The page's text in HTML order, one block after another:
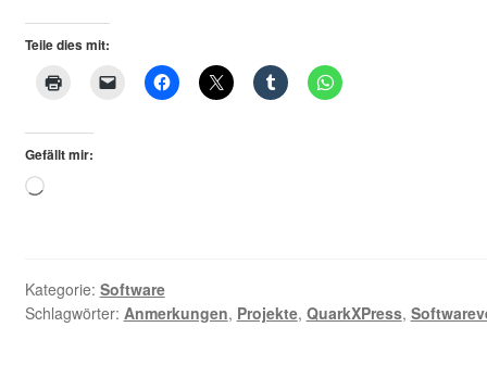
Teile dies mit:
Gefällt mir:
Loading…
Kategorie: Software
Schlagwörter: Anmerkungen, Projekte, QuarkXPress,